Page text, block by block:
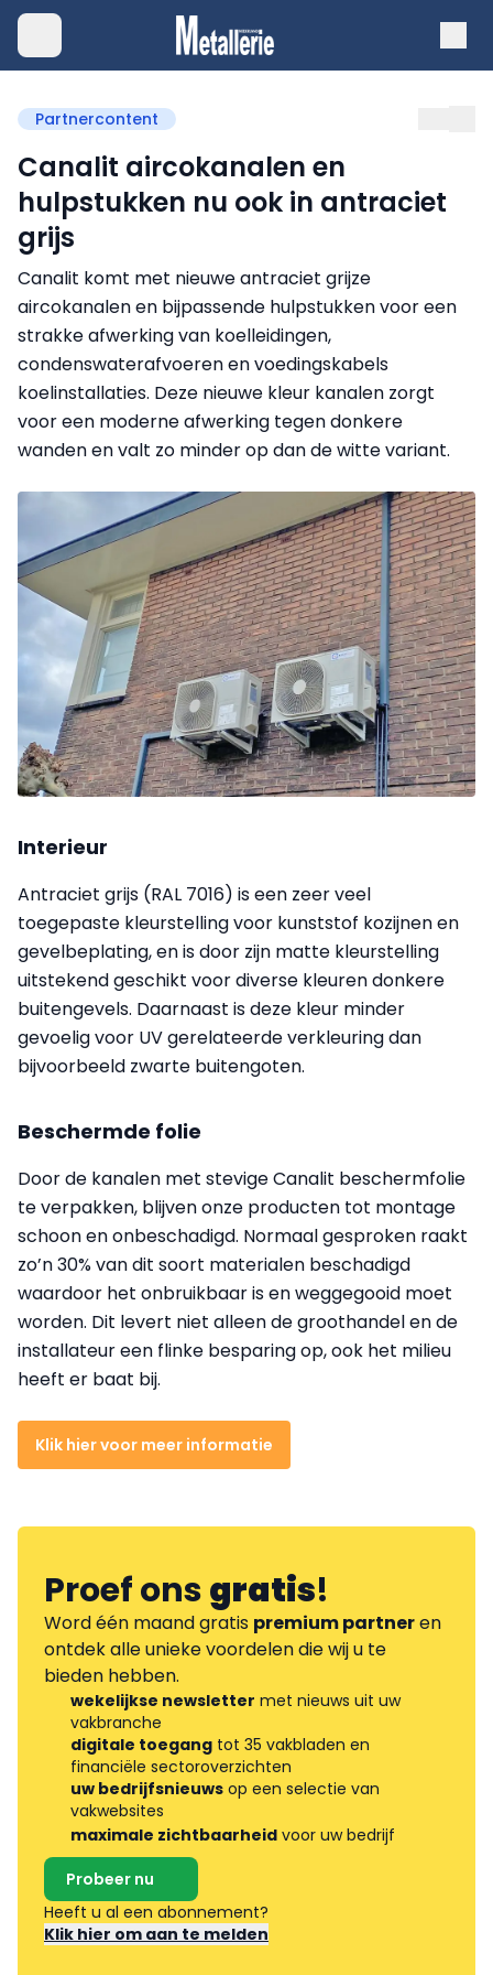
Partnercontent
Canalit aircokanalen en
hulpstukken nu ook in antraciet
grijs
Canalit komt met nieuwe antraciet grijze
aircokanalen en bijpassende hulpstukken voor een
strakke afwerking van koelleidingen,
condenswaterafvoeren en voedingskabels
koelinstallaties. Deze nieuwe kleur kanalen zorgt
voor een moderne afwerking tegen donkere
wanden en valt zo minder op dan de witte variant.
Interieur
Antraciet grijs (RAL 7016) is een zeer veel
toegepaste kleurstelling voor kunststof kozijnen en
gevelbeplating, en is door zijn matte kleurstelling
uitstekend geschikt voor diverse kleuren donkere
buitengevels. Daarnaast is deze kleur minder
gevoelig voor UV gerelateerde verkleuring dan
bijvoorbeeld zwarte buitengoten.
Beschermde folie
Door de kanalen met stevige Canalit beschermfolie
te verpakken, blijven onze producten tot montage
schoon en onbeschadigd. Normaal gesproken raakt
zo’n 30% van dit soort materialen beschadigd
waardoor het onbruikbaar is en weggegooid moet
worden. Dit levert niet alleen de groothandel en de
installateur een flinke besparing op, ook het milieu
heeft er baat bij.
Klik hier voor meer informatie
Proef onsgratis!
Word één maand gratis premium partneren
ontdek alle unieke voordelen die wij u te
bieden hebben.
wekelijkse newsletter met nieuws uit uw
vakbranche
digitale toegang tot 35 vakbladen en
financiële sectoroverzichten
uw bedrijfsnieuws op een selectie van
vakwebsites
maximale zichtbaarheid voor uw bedrijf
Probeer nu
Heeft u al een abonnement?
Klik hier om aan te melden